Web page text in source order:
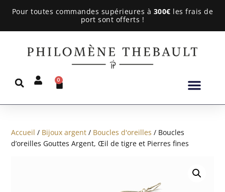
Pour toutes commandes supérieures à 300€ les frais de
port sont offerts !
0
Accueil / Bijoux argent / Boucles d'oreilles / Boucles
d’oreilles Gouttes Argent, Œil de tigre et Pierres fines